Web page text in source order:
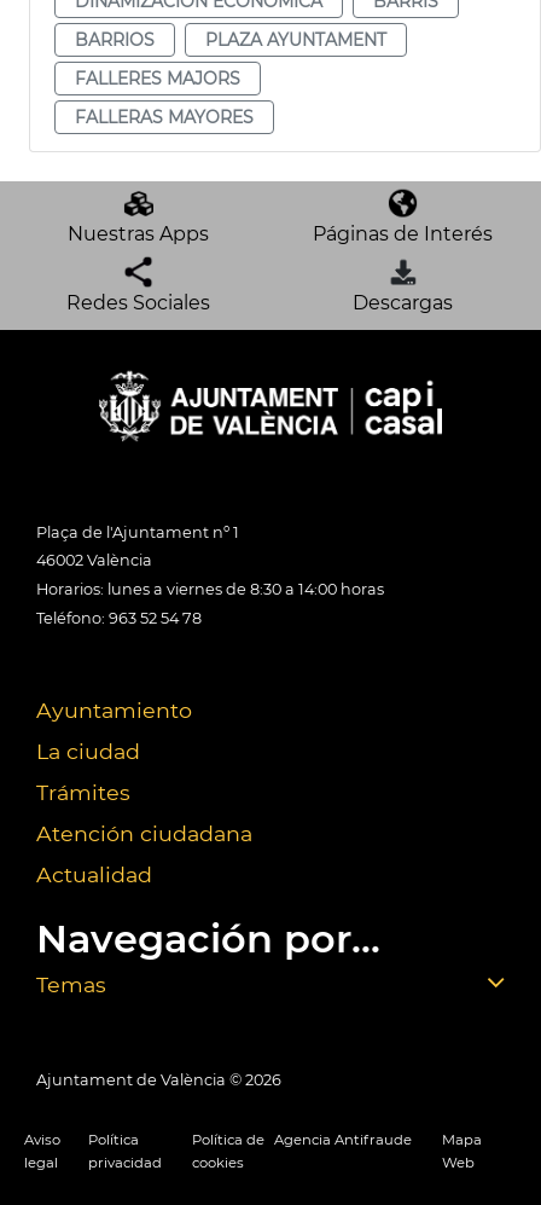
BARRIOS
PLAZA AYUNTAMENT
FALLERES MAJORS
FALLERAS MAYORES
Nuestras Apps Páginas de Interés
Redes Sociales Descargas
Plaça de l'Ajuntament nº 1
46002 València
Horarios: lunes a viernes de 8:30 a 14:00 horas
Teléfono: 963 52 54 78
Ayuntamiento
La ciudad
Trámites
Atención ciudadana
Actualidad
Navegación por...
Temas
Ajuntament de València © 2026
Aviso
legal
Política
privacidad
Política de
cookies
Agencia Antifraude
Mapa
Web